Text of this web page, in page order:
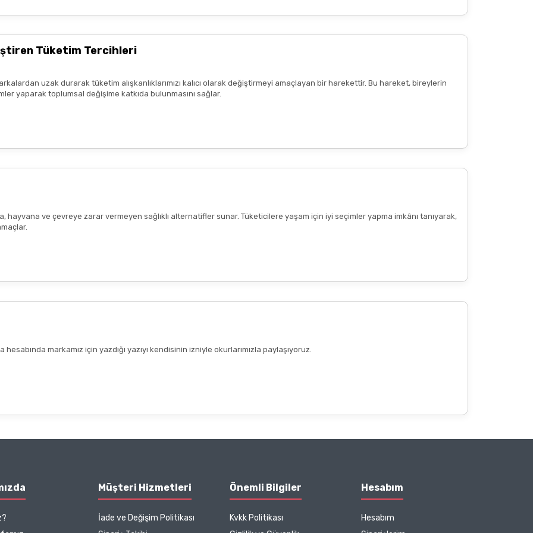
Tüketim Tercihleri
uzak durarak tüketim alışkanlıklarımızı kalıcı olarak değiştirmeyi amaçlayan bir harekettir. Bu hareket, bireylerin
yaparak toplumsal değişime katkıda bulunmasını sağlar.
hayvana ve çevreye zarar vermeyen sağlıklı alternatifler sunar. Tüketicilere yaşam için iyi seçimler yapma imkânı tanıyarak,
markamız için yazdığı yazıyı kendisinin izniyle okurlarımızla paylaşıyoruz.
Müşteri Hizmetleri
İade ve Değişim Politikası
Önemli Bilgiler
Kvkk Politikası
Hesabım
Hesabım